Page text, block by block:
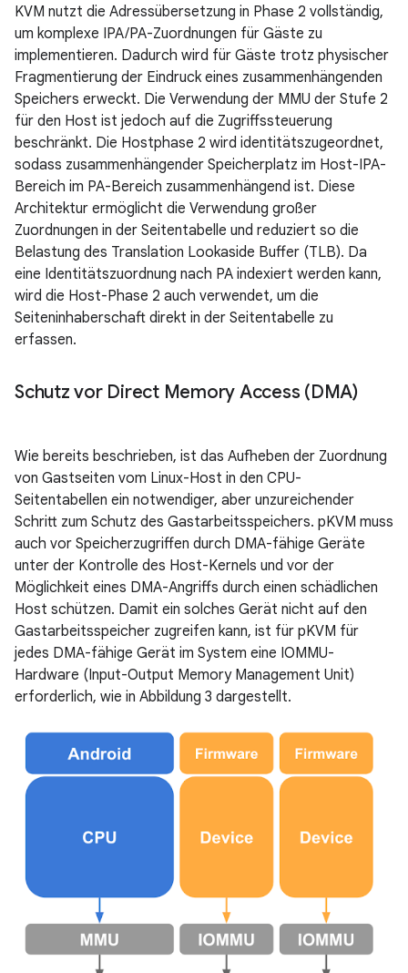
KVM nutzt die Adressübersetzung in Phase 2 vollständig,
um komplexe IPA/PA-Zuordnungen für Gäste zu
implementieren. Dadurch wird für Gäste trotz physischer
Fragmentierung der Eindruck eines zusammenhängenden
Speichers erweckt. Die Verwendung der MMU der Stufe 2
für den Host ist jedoch auf die Zugriffssteuerung
beschränkt. Die Hostphase 2 wird identitätszugeordnet,
sodass zusammenhängender Speicherplatz im Host-IPA-
Bereich im PA-Bereich zusammenhängend ist. Diese
Architektur ermöglicht die Verwendung großer
Zuordnungen in der Seitentabelle und reduziert so die
Belastung des Translation Lookaside Buffer (TLB). Da
eine Identitätszuordnung nach PA indexiert werden kann,
wird die Host-Phase 2 auch verwendet, um die
Seiteninhaberschaft direkt in der Seitentabelle zu
erfassen.
Schutz vor Direct Memory Access (DMA)
Wie bereits beschrieben, ist das Aufheben der Zuordnung
von Gastseiten vom Linux-Host in den CPU-
Seitentabellen ein notwendiger, aber unzureichender
Schritt zum Schutz des Gastarbeitsspeichers. pKVM muss
auch vor Speicherzugriffen durch DMA-fähige Geräte
unter der Kontrolle des Host-Kernels und vor der
Möglichkeit eines DMA-Angriffs durch einen schädlichen
Host schützen. Damit ein solches Gerät nicht auf den
Gastarbeitsspeicher zugreifen kann, ist für pKVM für
jedes DMA-fähige Gerät im System eine IOMMU-
Hardware (Input-Output Memory Management Unit)
erforderlich, wie in Abbildung 3 dargestellt.